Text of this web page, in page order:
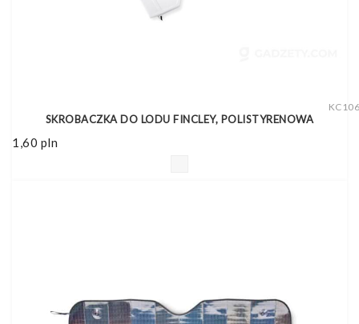
SKROBACZKA DO LODU FINCLEY, POLISTYRENOWA
1,60 pln